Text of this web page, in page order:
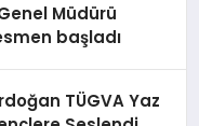
Müdürü
başladı
TÜGVA Yaz